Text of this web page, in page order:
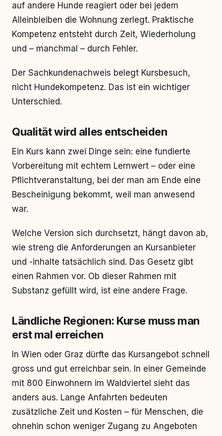
auf andere Hunde reagiert oder bei jedem
Alleinbleiben die Wohnung zerlegt. Praktische
Kompetenz entsteht durch Zeit, Wiederholung
und – manchmal – durch Fehler.
Der Sachkundenachweis belegt Kursbesuch,
nicht Hundekompetenz. Das ist ein wichtiger
Unterschied.
Qualität wird alles entscheiden
Ein Kurs kann zwei Dinge sein: eine fundierte
Vorbereitung mit echtem Lernwert – oder eine
Pflichtveranstaltung, bei der man am Ende eine
Bescheinigung bekommt, weil man anwesend
war.
Welche Version sich durchsetzt, hängt davon ab,
wie streng die Anforderungen an Kursanbieter
und -inhalte tatsächlich sind. Das Gesetz gibt
einen Rahmen vor. Ob dieser Rahmen mit
Substanz gefüllt wird, ist eine andere Frage.
Ländliche Regionen: Kurse muss man
erst mal erreichen
In Wien oder Graz dürfte das Kursangebot schnell
gross und gut erreichbar sein. In einer Gemeinde
mit 800 Einwohnern im Waldviertel sieht das
anders aus. Lange Anfahrten bedeuten
zusätzliche Zeit und Kosten – für Menschen, die
ohnehin schon weniger Zugang zu Angeboten